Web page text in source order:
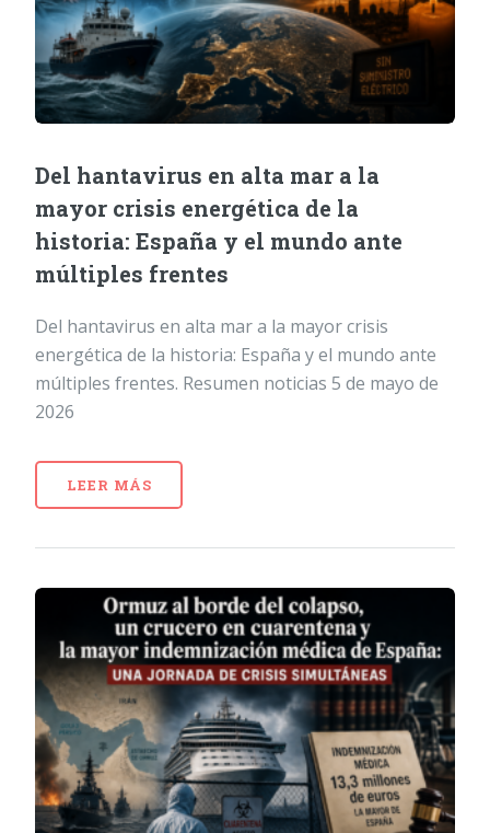
Del hantavirus en alta mar a la
mayor crisis energética de la
historia: España y el mundo ante
múltiples frentes
Del hantavirus en alta mar a la mayor crisis
energética de la historia: España y el mundo ante
múltiples frentes. Resumen noticias 5 de mayo de
2026
LEER MÁS